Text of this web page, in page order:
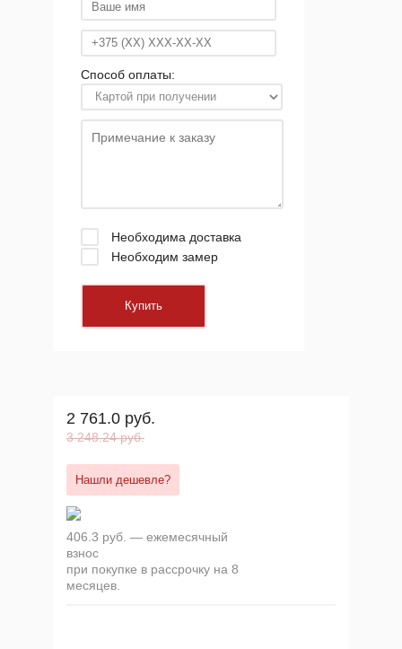
Способ оплаты:
Необходима доставка
Необходим замер
2 761.0 руб.
3 248.24 руб.
Нашли дешевле?
406.3 руб. — ежемесячный
взнос
при покупке в рассрочку на 8
месяцев.